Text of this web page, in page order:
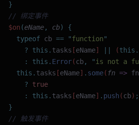
  }
  // 绑定事件
  $on
(eName, cb)
{
    typeof
cb == "function"
      ?
this. tasks [eName] (this.
      :
this. Error(cb, " is not a
    this.
tasks [eName] . some( fn => fn
      ?
true
      :
this. tasks [eName] . push (cb) ;
  }
  // 触发事件